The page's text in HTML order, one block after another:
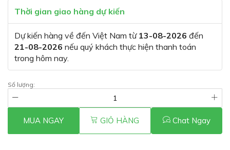
Thời gian giao hàng dự kiến
Dự kiến hàng về đến Việt Nam từ 13-08-2026 đến
21-08-2026 nếu quý khách thực hiện thanh toán
trong hôm nay.
Số lượng:
MUA NGAY GIỎ HÀNG Chat Ngay